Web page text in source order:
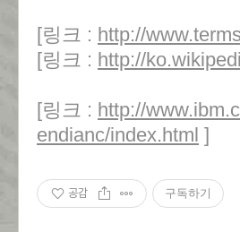
[링크 : http://
[링크 : http://
[링크 : http://
endianc/index.html ]
공감 구독하기